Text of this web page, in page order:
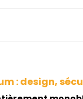
: design,